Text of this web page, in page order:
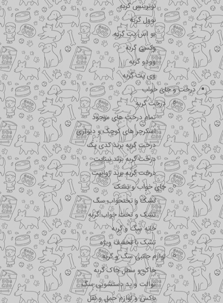
نوترینس گربه
نوول گربه
یو اس پت گربه
وکسی گربه
وودو گربه
وی پت گربه
درخت و جای خواب
درخت گربه
تمام درخت های موجود
اسکرچر های کوچک و دیواری
درخت گربه برند کدی پک
درخت گربه برند نیناپت
درخت گربه برند ژوانیت
جای خواب و تشک
تشک و تختحواب سگ
تشک و تخت خواب گربه
خانه سگ و گربه
تشک با تخفیف ویژه
لوازم جانبی سگ و گربه
خاک و سطل خاک گربه
توالت و پد دستشویی سگ
باکس و لوازم حمل و نقل